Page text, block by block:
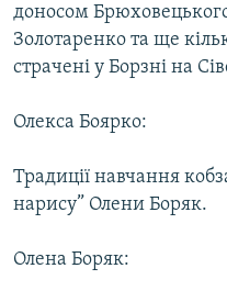
доносом
Золотаренко та ще
страчені у Борзні на
Олекса Боярко:
Традиції навчання
нарису” Олени Боряк.
Олена Боряк: